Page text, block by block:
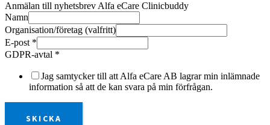
Anmälan till nyhetsbrev Alfa eCare Clinicbuddy
Namn
Organisation/företag (valfritt)
E-post *
GDPR-avtal *
Jag samtycker till att Alfa eCare AB lagrar min inlämnade
information så att de kan svara på min förfrågan.
SKICKA